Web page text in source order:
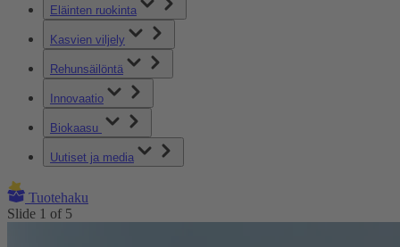
Eläinten ruokinta
Kasvien viljely
Rehunsäilöntä
Innovaatio
Biokaasu
Uutiset ja media
Tuotehaku
Slide 1 of 5